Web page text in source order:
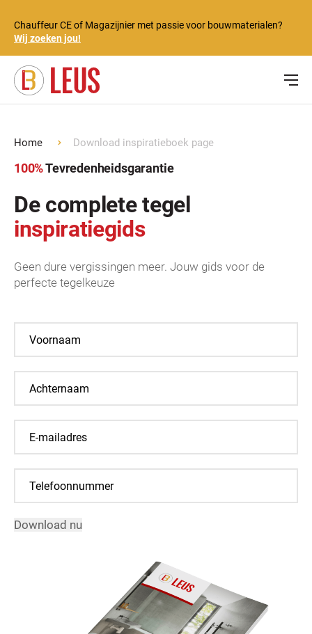
Chauffeur CE of Magazijnier met passie voor bouwmaterialen?
Wij zoeken jou!
Home Download inspiratieboek page
100%Tevredenheidsgarantie
De complete tegel
inspiratiegids
Geen dure vergissingen meer. Jouw gids voor de
perfecte tegelkeuze
Download nu